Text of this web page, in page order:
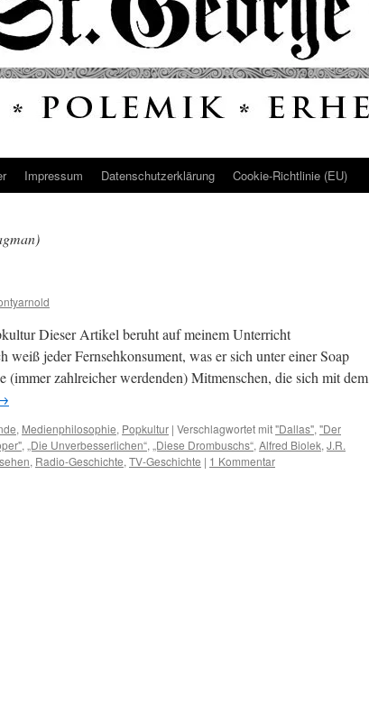
Impressum Datenschutz­erklärung Cookie-Richtlinie (EU)
Dieser Artikel beruht auf meinem Unterricht
weiß jeder Fernsehkonsument, was er sich unter einer Soap
(immer zahlreicher werdenden) Mitmenschen, die sich mit dem
, Medienphilosophie, Popkultur | Verschlagwortet mit"Dallas", "Der
, „Die Unverbesserlichen“, „Diese Drombuschs“, Alfred Biolek, J.R.
, Radio-Geschichte, TV-Geschichte | 1 Kommentar